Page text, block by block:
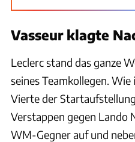
Vasseur klagte
Leclerc stand das ganze
seines Teamkollegen.
Vierte der
Verstappen gegen Lando
WM-Gegner auf und